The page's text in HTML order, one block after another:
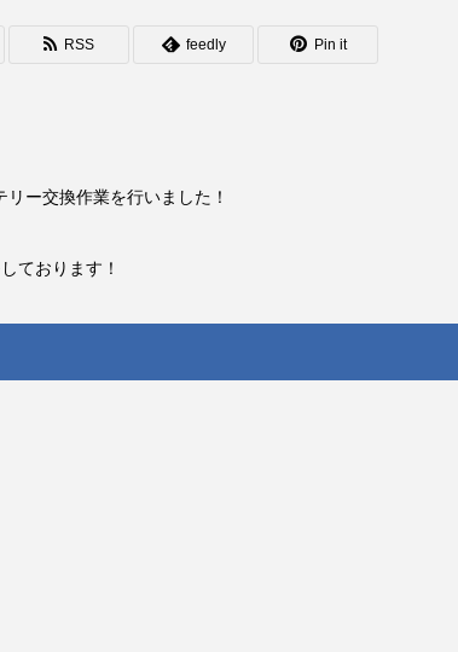
RSS feedly Pin it
ー交換作業を行いました！
ております！